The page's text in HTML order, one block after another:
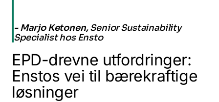
- Marjo Ketonen,Senior Sustainability
Specialist hos Ensto
EPD-drevne utfordringer:
Enstos vei til bærekraftige
løsninger